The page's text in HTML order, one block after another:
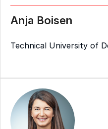
Anja Boisen
Technical University of